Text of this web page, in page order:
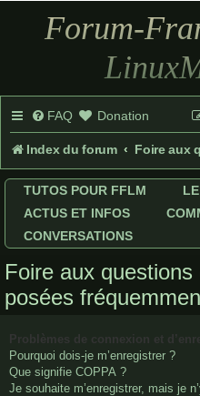
Forum-
FAQ Donation
Index du forum
TUTOS POUR FFLM
ACTUS ET INFOS
CONVERSATIONS
Foire aux questions
posées
Pourquoi dois-je m’enregistrer ?
Que signifie COPPA ?
Je souhaite m’enregistrer, mais je